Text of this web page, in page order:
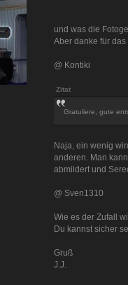
und was die
Aber danke für
@ Kontiki
Zitat
Gratuliere, gute
Naja, ein wenig
anderen. Man
abmildert und
@ Sven1310
Wie es der Zufall
Du kannst sicher
Gruß
J.J.